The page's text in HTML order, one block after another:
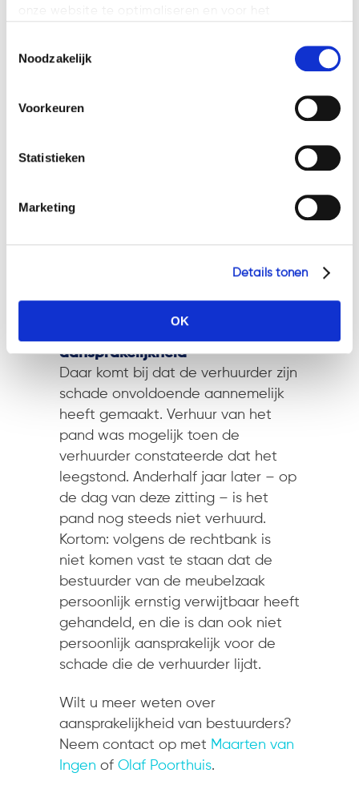
Welke cookies wij gebruiken, ziet u in de cookiebalk
hieronder. Mocht u meer informatie willen over onze
op: https://watsonlaw.nl/privacy/
Noodzakelijk
Voorkeuren
Statistieken
Marketing
Details tonen
OK
eigen vennootschap zo veel
exploitatie staken en het
netjes geweest dit goed naar de
betekent niet dat de bestuurder
aansprakelijkheid ligt bij de
aansprakelijkheid
Daar komt bij dat de verhuurder zijn
schade onvoldoende aannemelijk
heeft gemaakt. Verhuur van het
pand was mogelijk toen de
verhuurder constateerde dat het
leegstond. Anderhalf jaar later – op
de dag van deze zitting – is het
pand nog steeds niet verhuurd.
Kortom: volgens de rechtbank is
niet komen vast te staan dat de
bestuurder van de meubelzaak
persoonlijk ernstig verwijtbaar heeft
gehandeld, en die is dan ook niet
persoonlijk aansprakelijk voor de
schade die de verhuurder lijdt.
Wilt u meer weten over
aansprakelijkheid van bestuurders?
Neem contact op met Maarten van
Ingen of Olaf Poorthuis.